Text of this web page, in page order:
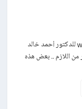
رواية المتلصص العدد الخامس من سلسلة www للدكتور أحمد خالد
من اللازم .. بعض هذه